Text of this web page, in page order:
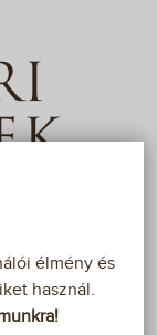
élmény és
használ.
a
találja a
velünk a